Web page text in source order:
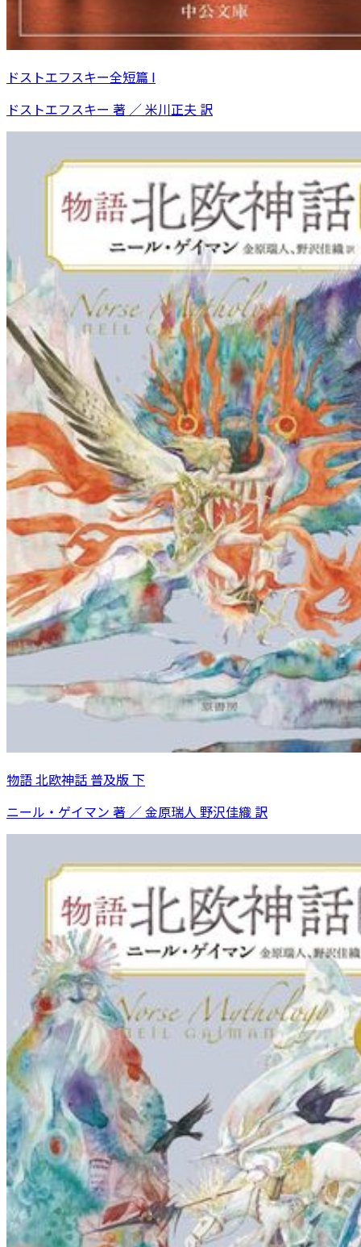
ドストエフスキー全短篇 I
ドストエフスキー 著 ／ 米川正夫 訳
物語 北欧神話 普及版 下
ニール・ゲイマン 著 ／ 金原瑞人 野沢佳織 訳